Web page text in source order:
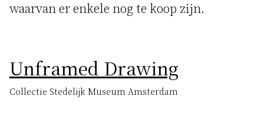
waarvan er enkele nog te koop zijn.
Unframed Drawing
Collectie Stedelijk Museum Amsterdam